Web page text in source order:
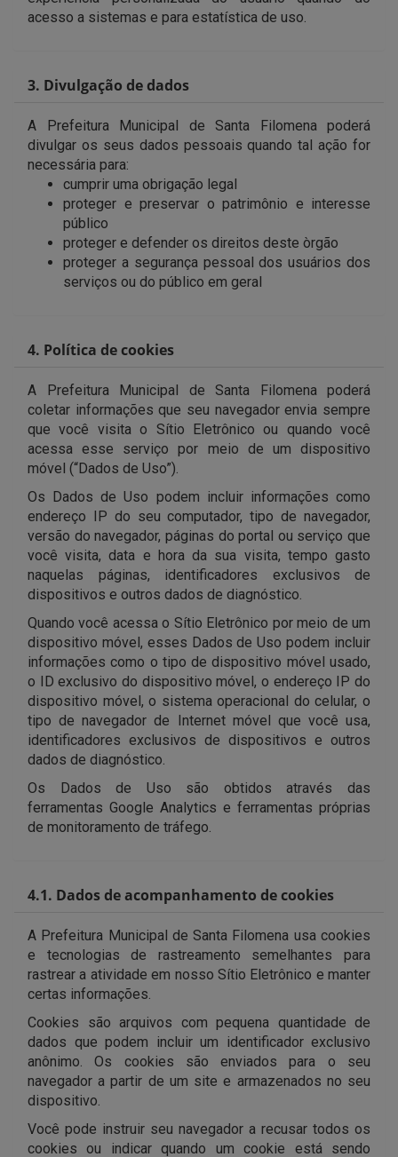
acesso a sistemas e para estatística de uso.
3. Divulgação de dados
A Prefeitura Municipal de Santa Filomena poderá
divulgar os seus dados pessoais quando tal ação for
necessária para:
cumprir uma obrigação legal
proteger e preservar o patrimônio e interesse
público
proteger e defender os direitos deste òrgão
proteger a segurança pessoal dos usuários dos
serviços ou do público em geral
4. Política de cookies
A Prefeitura Municipal de Santa Filomena poderá
coletar informações que seu navegador envia sempre
que você visita o Sítio Eletrônico ou quando você
acessa esse serviço por meio de um dispositivo
móvel (“Dados de Uso”).
Os Dados de Uso podem incluir informações como
endereço IP do seu computador, tipo de navegador,
versão do navegador, páginas do portal ou serviço que
você visita, data e hora da sua visita, tempo gasto
naquelas páginas, identificadores exclusivos de
dispositivos e outros dados de diagnóstico.
Quando você acessa o Sítio Eletrônico por meio de um
dispositivo móvel, esses Dados de Uso podem incluir
informações como o tipo de dispositivo móvel usado,
o ID exclusivo do dispositivo móvel, o endereço IP do
dispositivo móvel, o sistema operacional do celular, o
tipo de navegador de Internet móvel que você usa,
identificadores exclusivos de dispositivos e outros
dados de diagnóstico.
Os Dados de Uso são obtidos através das
ferramentas Google Analytics e ferramentas próprias
de monitoramento de tráfego.
4.1. Dados de acompanhamento de cookies
A Prefeitura Municipal de Santa Filomena usa cookies
e tecnologias de rastreamento semelhantes para
rastrear a atividade em nosso Sítio Eletrônico e manter
certas informações.
Cookies são arquivos com pequena quantidade de
dados que podem incluir um identificador exclusivo
anônimo. Os cookies são enviados para o seu
navegador a partir de um site e armazenados no seu
dispositivo.
Você pode instruir seu navegador a recusar todos os
cookies ou indicar quando um cookie está sendo